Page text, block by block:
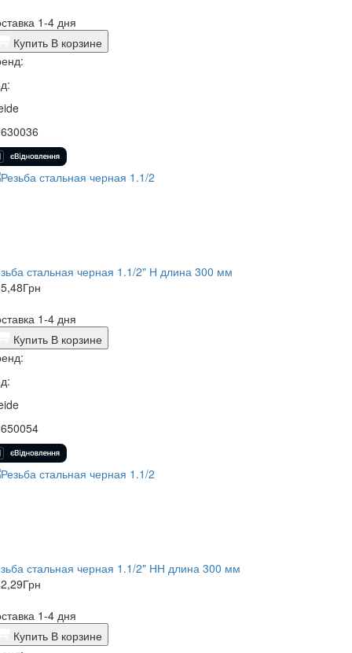
1-4 дня
Купить В корзине
стальная черная 1.1/2" Н длина 300 мм
Грн
1-4 дня
Купить В корзине
стальная черная 1.1/2" НН длина 300 мм
Грн
1-4 дня
Купить В корзине